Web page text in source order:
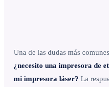
Una de las dudas más
¿necesito una impresora de
mi impresora láser? La